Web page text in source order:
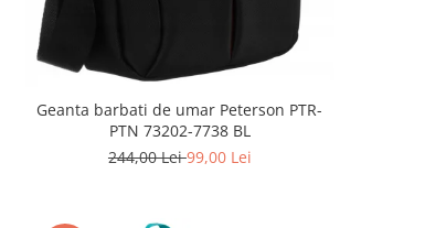
Geanta barbati de umar Peterson PTR-
PTN 73202-7738 BL
244,00 Lei99,00 Lei